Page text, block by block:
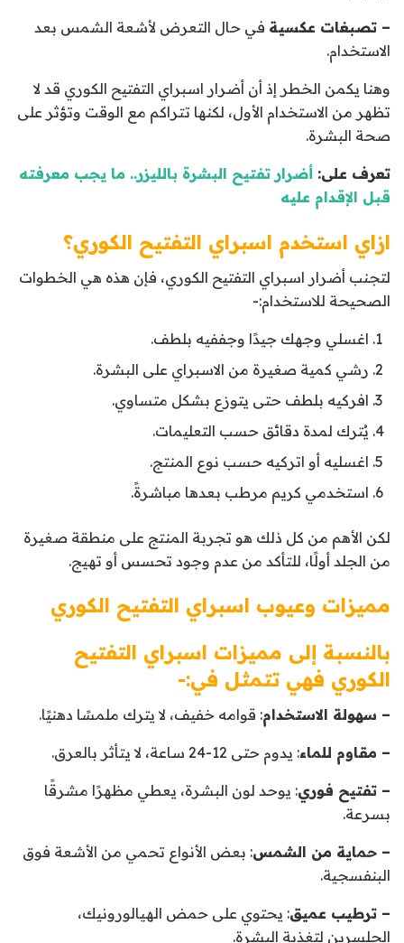
– تصبغات عكسية في حال التعرض لأشعة الشمس بعد
الاستخدام.
وهنا يكمن الخطر إذ أن أضرار اسبراي التفتيح الكوري قد لا
تظهر من الاستخدام الأول، لكنها تتراكم مع الوقت وتؤثر على
صحة البشرة.
تعرف على: أضرار تفتيح البشرة بالليزر.. ما يجب معرفته
قبل الإقدام عليه
ازاي استخدم اسبراي التفتيح الكوري؟
لتجنب أضرار اسبراي التفتيح الكوري، فإن هذه هي الخطوات
الصحيحة للاستخدام:-
اغسلي وجهك جيدًا وجففيه بلطف.
رشي كمية صغيرة من الاسبراي على البشرة.
افركيه بلطف حتى يتوزع بشكل متساوي.
يُترك لمدة دقائق حسب التعليمات.
اغسليه أو اتركيه حسب نوع المنتج.
استخدمي كريم مرطب بعدها مباشرةً.
لكن الأهم من كل ذلك هو تجربة المنتج على منطقة صغيرة
من الجلد أولًا، للتأكد من عدم وجود تحسس أو تهيج.
مميزات وعيوب اسبراي التفتيح الكوري
بالنسبة إلى مميزات اسبراي التفتيح
الكوري فهي تتمثل في:-
– سهولة الاستخدام: قوامه خفيف، لا يترك ملمسًا دهنيًا.
– مقاوم للماء: يدوم حتى 12-24 ساعة، لا يتأثر بالعرق.
– تفتيح فوري: يوحد لون البشرة، يعطي مظهرًا مشرقًا
بسرعة.
– حماية من الشمس: بعض الأنواع تحمي من الأشعة فوق
البنفسجية.
– ترطيب عميق: يحتوي على حمض الهيالورونيك،
الجلسرين لتغذية البشرة.